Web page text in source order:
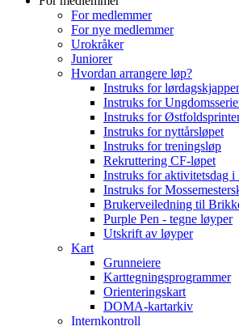
For medlemmer
For nye medlemmer
Urokråker
Juniorer
Hvordan arrangere løp?
Instruks for
Instruks for
Instruks for
Instruks for nyttårsløpet
Instruks for treningsløp
Rekruttering CF-løpet
Instruks for aktivitetsdag i
Instruks for
Brukerveiledning til
Purple Pen - tegne løyper
Utskrift av løyper
Kart
Grunneiere
Karttegningsprogrammer
Orienteringskart
DOMA-kartarkiv
Internkontroll